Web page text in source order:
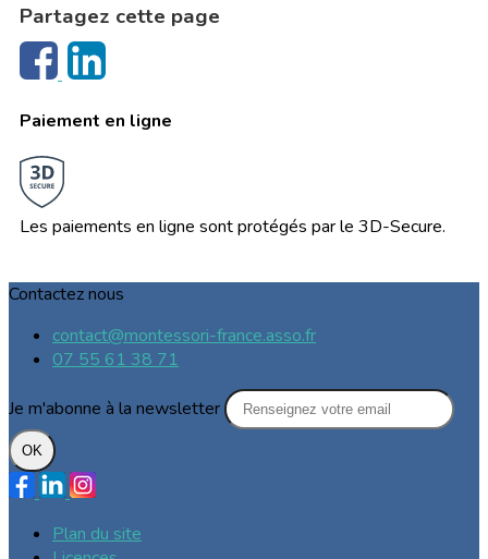
Partagez cette page
Paiement en ligne
Les paiements en ligne sont protégés par le 3D-Secure.
Contactez nous
contact@montessori-france.asso.fr
07 55 61 38 71
Je m'abonne à la newsletter
OK
Plan du site